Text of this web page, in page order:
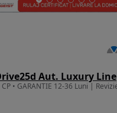
Aut. Luxury Line